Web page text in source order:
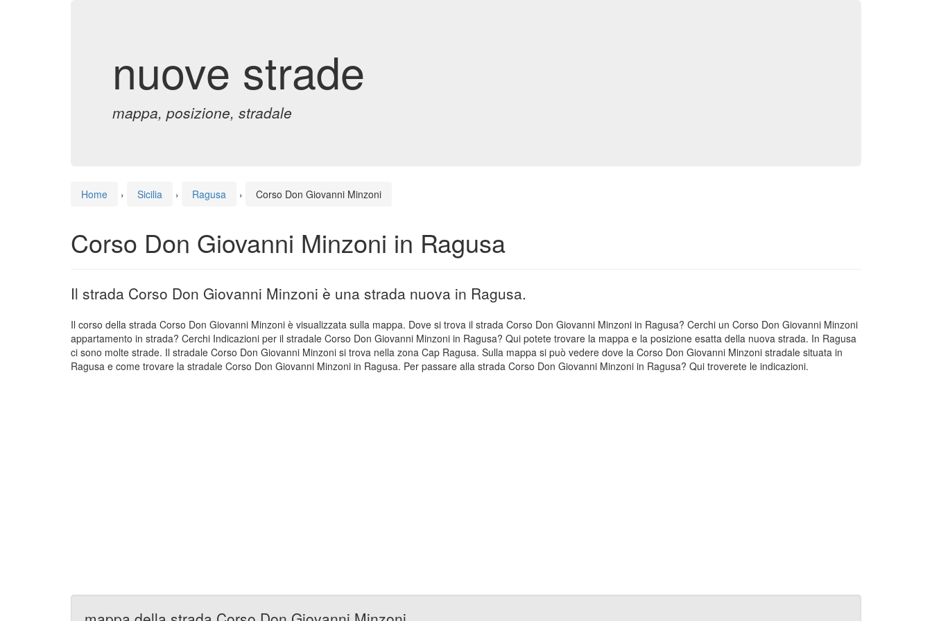
nuove strade
mappa, posizione, stradale
Home › Sicilia › Ragusa › Corso Don Giovanni Minzoni
Corso Don Giovanni Minzoni in Ragusa
Il strada Corso Don Giovanni Minzoni è una strada nuova in Ragusa.
Il corso della strada Corso Don Giovanni Minzoni è visualizzata sulla mappa. Dove si trova il strada Corso Don Giovanni Minzoni in Ragusa? Cerchi un Corso Don Giovanni Minzoni
appartamento in strada? Cerchi Indicazioni per il stradale Corso Don Giovanni Minzoni in Ragusa? Qui potete trovare la mappa e la posizione esatta della nuova strada. In Ragusa
ci sono molte strade. Il stradale Corso Don Giovanni Minzoni si trova nella zona Cap Ragusa. Sulla mappa si può vedere dove la Corso Don Giovanni Minzoni stradale situata in
Ragusa e come trovare la stradale Corso Don Giovanni Minzoni in Ragusa. Per passare alla strada Corso Don Giovanni Minzoni in Ragusa? Qui troverete le indicazioni.